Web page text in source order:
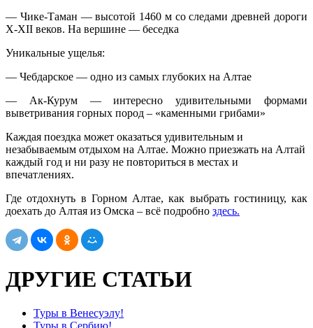
— Чике-Таман — высотой 1460 м со следами древней дороги
Х-ХII веков. На вершине — беседка
Уникальные ущелья:
— Чебдарское — одно из самых глубоких на Алтае
— Ак-Курум — интересно удивительными формами
выветривания горных пород – «каменными грибами»
Каждая поездка может оказаться удивительным и
незабываемым отдыхом на Алтае. Можно приезжать на Алтай
каждый год и ни разу не повториться в местах и
впечатлениях.
Где отдохнуть в Горном Алтае, как выбрать гостиницу, как
доехать до Алтая из Омска – всё подробно здесь.
ДРУГИЕ СТАТЬИ
Туры в Венесуэлу!